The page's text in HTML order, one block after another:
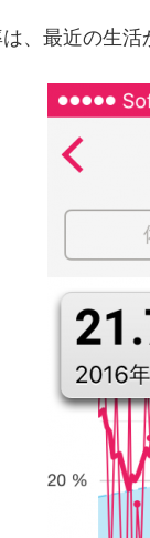
、最近の生